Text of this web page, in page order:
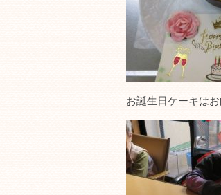
お誕生日ケーキは